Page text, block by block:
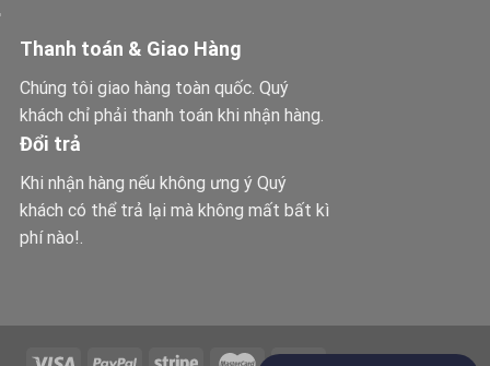
Thanh toán & Giao Hàng
Chúng tôi giao hàng toàn quốc. Quý
khách chỉ phải thanh toán khi nhận hàng.
Đổi trả
Khi nhận hàng nếu không ưng ý Quý
khách có thể trả lại mà không mất bất kì
phí nào!.